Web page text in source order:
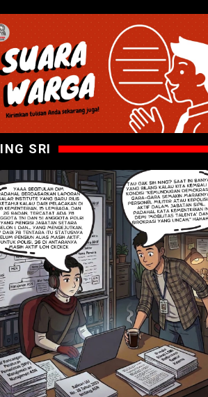
SRI